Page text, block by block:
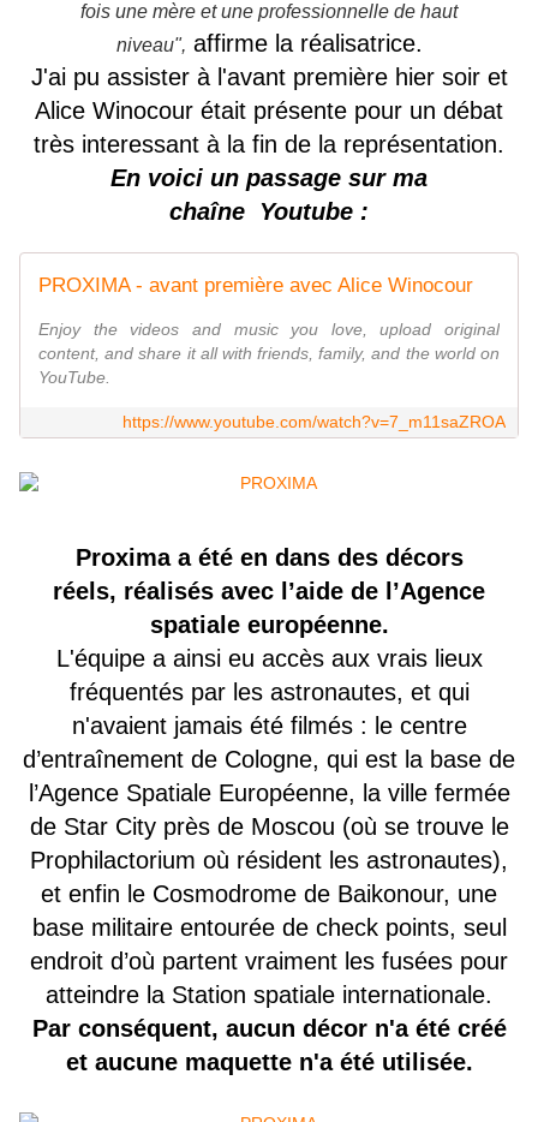
fois une mère et une professionnelle de haut
niveau", affirme la réalisatrice.
J'ai pu assister à l'avant première hier soir et
Alice Winocour était présente pour un débat
très interessant à la fin de la représentation.
En voici un passage sur ma
chaîne Youtube :
PROXIMA - avant première avec Alice Winocour
Enjoy the videos and music you love, upload original
content, and share it all with friends, family, and the world on
YouTube.
https://www.youtube.com/watch?v=7_m11saZROA
Proxima a été en dans des décors
réels, réalisés avec l’aide de l’Agence
spatiale européenne.
L'équipe a ainsi eu accès aux vrais lieux
fréquentés par les astronautes, et qui
n'avaient jamais été filmés : le centre
d’entraînement de Cologne, qui est la base de
l’Agence Spatiale Européenne, la ville fermée
de Star City près de Moscou (où se trouve le
Prophilactorium où résident les astronautes),
et enfin le Cosmodrome de Baikonour, une
base militaire entourée de check points, seul
endroit d’où partent vraiment les fusées pour
atteindre la Station spatiale internationale.
Par conséquent, aucun décor n'a été créé
et aucune maquette n'a été utilisée.